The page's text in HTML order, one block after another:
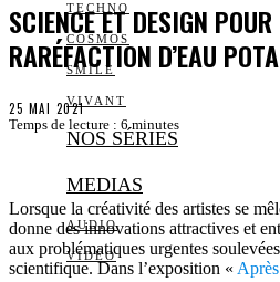
TECHNO
COSMOS
SMILE
VIVANT
NOS SÉRIES
MEDIAS
AUDIO
VIDÉO
SCIENCE ET DESIGN
RARÉFACTION D’EAU
25 MAI 2021
Temps de lecture : 6 minutes
Lorsque la créativité des artistes se
donne des innovations attractives et
aux problématiques urgentes
scientifique. Dans l’exposition «